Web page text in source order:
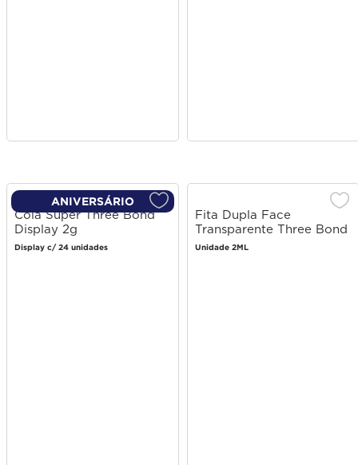
ANIVERSÁRIO
Cola Super Three Bond
Display 2g
Display c/ 24 unidades
Fita Dupla Face
Transparente Three Bond
12mm x 2m
Unidade 2ML